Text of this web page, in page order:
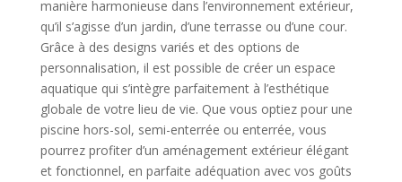
manière harmonieuse dans l’environnement extérieur,
qu’il s’agisse d’un jardin, d’une terrasse ou d’une cour.
Grâce à des designs variés et des options de
personnalisation, il est possible de créer un espace
aquatique qui s’intègre parfaitement à l’esthétique
globale de votre lieu de vie. Que vous optiez pour une
piscine hors-sol, semi-enterrée ou enterrée, vous
pourrez profiter d’un aménagement extérieur élégant
et fonctionnel, en parfaite adéquation avec vos goûts